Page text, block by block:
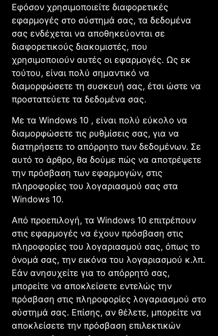
Εφόσον χρησιμοποιείτε διαφορετικές
εφαρμογές στο σύστημά σας, τα δεδομένα
σας ενδέχεται να αποθηκεύονται σε
διαφορετικούς διακομιστές, που
χρησιμοποιούν αυτές οι εφαρμογές. Ως εκ
τούτου, είναι πολύ σημαντικό να
διαμορφώσετε τη συσκευή σας, έτσι ώστε να
προστατεύετε τα δεδομένα σας.
Με τα Windows 10 , είναι πολύ εύκολο να
διαμορφώσετε τις ρυθμίσεις σας, για να
διατηρήσετε το απόρρητο των δεδομένων. Σε
αυτό το άρθρο, θα δούμε πώς να αποτρέψετε
την πρόσβαση των εφαρμογών, στις
πληροφορίες του λογαριασμού σας στα
Windows 10.
Από προεπιλογή, τα Windows 10 επιτρέπουν
στις εφαρμογές να έχουν πρόσβαση στις
πληροφορίες του λογαριασμού σας, όπως το
όνομά σας, την εικόνα του λογαριασμού κ.λπ.
Εάν ανησυχείτε για το απόρρητό σας,
μπορείτε να αποκλείσετε εντελώς την
πρόσβαση στις πληροφορίες λογαριασμού στο
σύστημά σας. Επίσης, αν θέλετε, μπορείτε να
αποκλείσετε την πρόσβαση επιλεκτικών